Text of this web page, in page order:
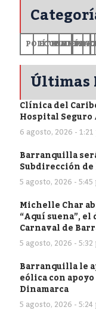
POLÍTICA
ECONOMÍA
MUNDO
Últimas
Clínica del
Hospital Seguro
6 agosto, 2026 -
Barranquilla
Subdirección
5 agosto, 2026 -
Michelle Char
“Aquí suena”,
Carnaval de
5 agosto, 2026 -
Barranquilla le
eólica con
Dinamarca
5 agosto, 2026 -